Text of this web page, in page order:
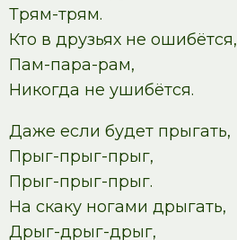
Трям-трям.
Кто в друзьях не ошибётся,
Пам-пара-рам,
Никогда не ушибётся.
Даже если будет прыгать,
Прыг-прыг-прыг,
Прыг-прыг-прыг.
На скаку ногами дрыгать,
Дрыг-дрыг-дрыг,